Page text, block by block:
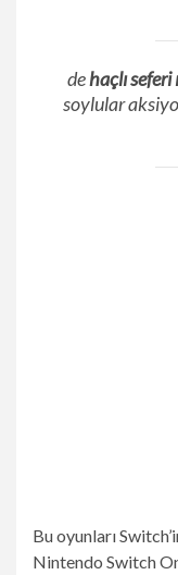
dehaçlı seferi
soylular
Bu oyunları
Nintendo Switch